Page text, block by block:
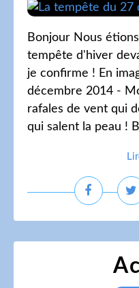
Bonjour Nous
tempête d'hiver
je confirme ! En
décembre 2014 -
rafales de vent qui
qui salent la peau !